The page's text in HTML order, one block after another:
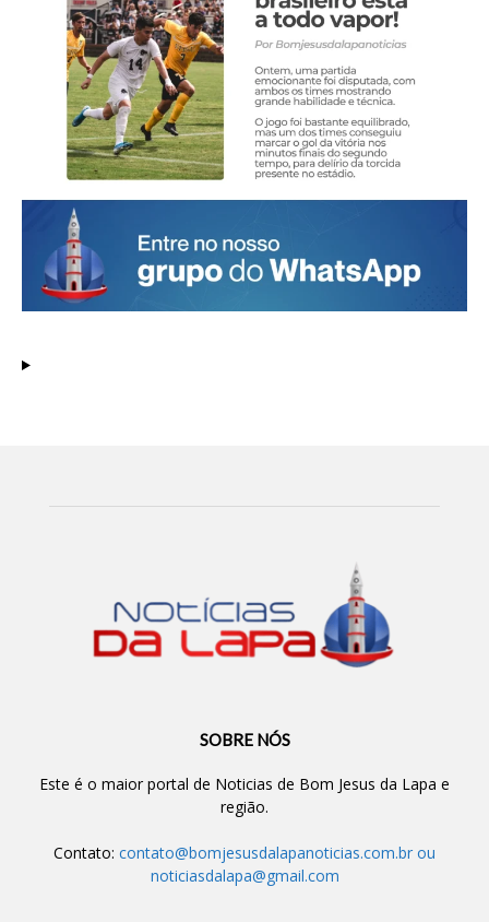
SOBRE NÓS
Este é o maior portal de Noticias de Bom Jesus da Lapa e
região.
Contato: contato@bomjesusdalapanoticias.com.br ou
noticiasdalapa@gmail.com